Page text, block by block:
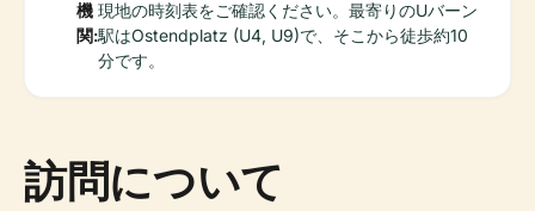
機
関:
現地の時刻表をご確認ください。最寄りのUバーン
駅はOstendplatz (U4, U9)で、そこから徒歩約10
分です。
訪問について